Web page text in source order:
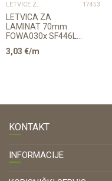
LETVICE ZA LAMINAT 17453
LETVICA ZA
LAMINAT 70mm
FOWA030x SF446L1
3,03 €/m
KONTAKT
DRVONA D.O.O.
Antuna Mihanovića 7,
47000 Karlovac
INFORMACIJE